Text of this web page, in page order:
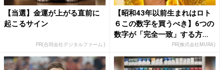
【当選】金運が上がる直前に
起こるサイン
PR(合同会社デジタルファーム )
【昭和43年以前生まれはロト
６この数字を買うべき】6つの
数字が「完全一致」する方...
PR(株式会社MURA)